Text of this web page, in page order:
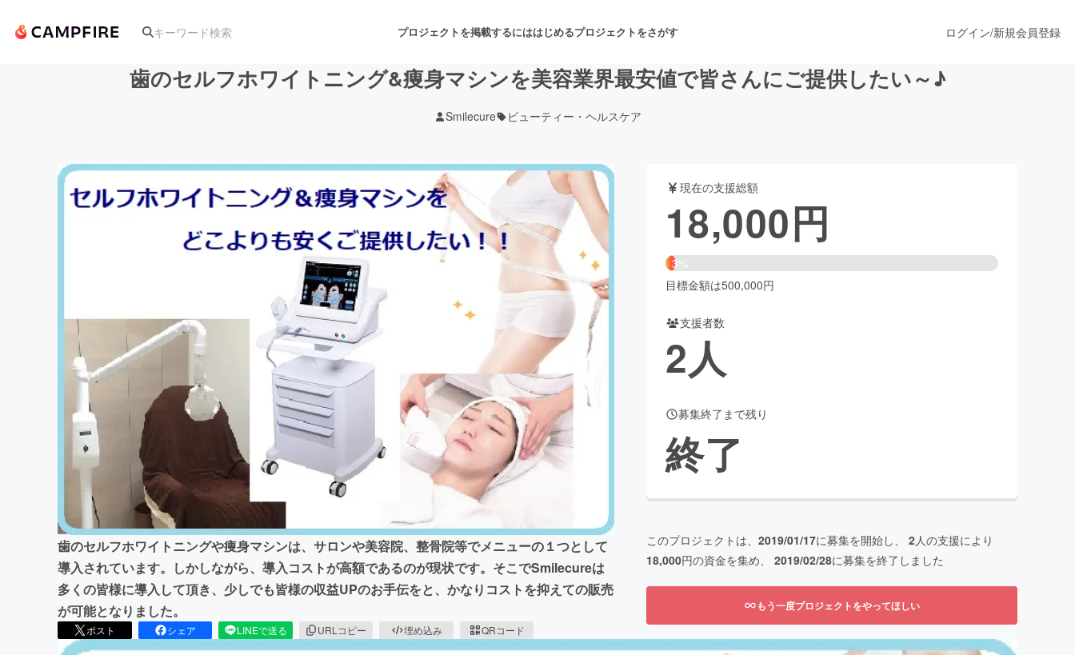
プロジェクトを掲載するにははじめるプロジェクトをさがす
アート・写真 音楽 舞台・パフォーマンス
テクノロジー・ガジェット ゲーム・サービス開発 フード・飲食店 ファッション
アニメ・漫画
ビジネス・起業 チャレンジ ビューティー・ヘルスケア
まちづくり・地域活性化
CAMPFIRE for Social GoodCAMPFIRE Creation
CAMPFIREふるさと納税machi-ya
ログイン/新規会員登録
歯のセルフホワイトニング&痩身マシンを美容業界最安値で皆さんにご提供したい～♪
Smilecure ビューティー・ヘルスケア
歯のセルフホワイトニングや痩身マシンは、サロンや美容院、整骨院等でメニューの１つとして
導入されています。しかしながら、導入コストが高額であるのが現状です。そこでSmilecureは
多くの皆様に導入して頂き、少しでも皆様の収益UPのお手伝をと、かなりコストを抑えての販売
が可能となりました。
ポスト シェア LINEで送る URLコピー 埋め込み QRコード
現在の支援総額
18,000円
3%
目標金額は500,000円
支援者数
2人
募集終了まで残り
終了
このプロジェクトは、 2019/01/17に募集を開始し、 2人の支援により
18,000円の資金を集め、 2019/02/28に募集を終了しました
もう一度プロジェクトをやってほしい